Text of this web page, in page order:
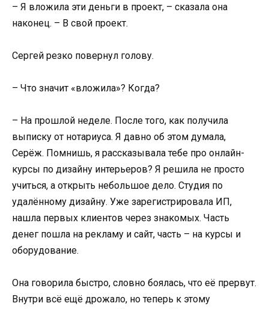
– Я вложила эти деньги в проект, – сказала она
наконец. – В свой проект.
Сергей резко повернул голову.
– Что значит «вложила»? Когда?
– На прошлой неделе. После того, как получила
выписку от нотариуса. Я давно об этом думала,
Серёж. Помнишь, я рассказывала тебе про онлайн-
курсы по дизайну интерьеров? Я решила не просто
учиться, а открыть небольшое дело. Студия по
удалённому дизайну. Уже зарегистрировала ИП,
нашла первых клиентов через знакомых. Часть
денег пошла на рекламу и сайт, часть – на курсы и
оборудование.
Она говорила быстро, словно боялась, что её прервут.
Внутри всё ещё дрожало, но теперь к этому